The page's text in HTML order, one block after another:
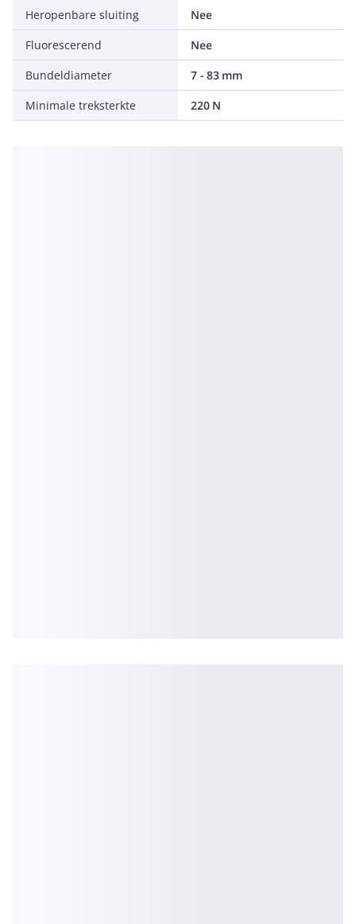
Heropenbare sluiting
Nee
Fluorescerend
Nee
Bundeldiameter
7 - 83 mm
Minimale treksterkte
220 N